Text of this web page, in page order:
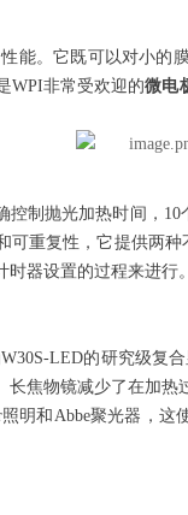
能。它既可以对小的
WPI非常受欢迎的微电
制抛光加热时间，10
重复性，它提供两
器设置的过程来进行。
LED的研究级复
焦物镜减少了在加热
和Abbe聚光器，这